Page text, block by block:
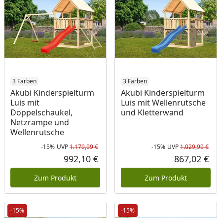
3 Farben
Akubi Kinderspielturm
Luis mit
Doppelschaukel,
Netzrampe und
Wellenrutsche
Rabatt in Prozent
-15%
Ursprünglicher Preis
UVP1.179,99 €
Aktueller Preis
992,10 €
Zum Produkt
3 Farben
Akubi Kinderspielturm
Luis mit Wellenrutsche
und Kletterwand
-15% UVP1.029,99 €
867,02 €
Zum Produkt
-15% -15%